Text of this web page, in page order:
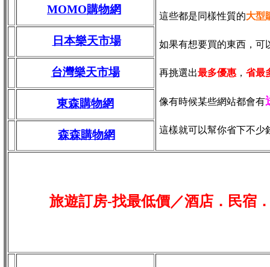
MOMO購物網
這些都是同樣性質的大型
如果有想要買的東西，可
再挑選出最多優惠 ， 省最
像有時候某些網站都會有
這樣就可以幫你省下不少
日本樂天市場
台灣樂天市場
東森購物網
森森購物網
旅遊訂房-找最低價／酒店．民宿